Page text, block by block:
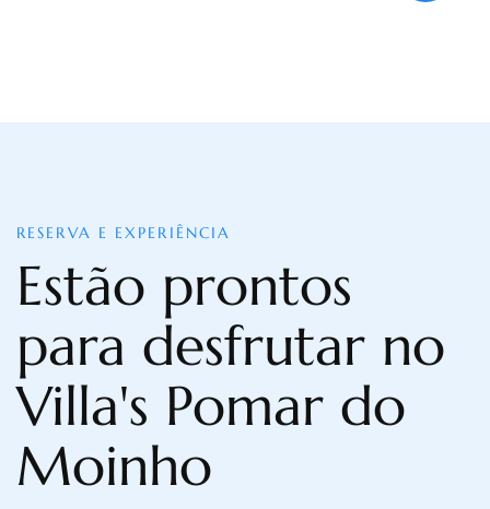
RESERVA E EXPERIÊNCIA
Estão prontos
para desfrutar no
Villa's Pomar do
Moinho